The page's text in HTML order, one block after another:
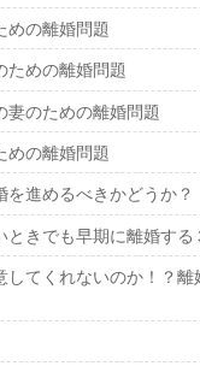
めの離婚問題
ための離婚問題
妻のための離婚問題
めの離婚問題
を進めるべきかどうか？
ときでも早期に離婚する
してくれないのか！？